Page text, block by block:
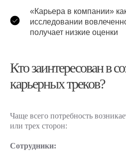
«Карьера в компании»
исследовании
получает низкие оценки
Кто заинтересован в
карьерных треков?
Чаще всего потребность
или трех сторон:
Сотрудники: